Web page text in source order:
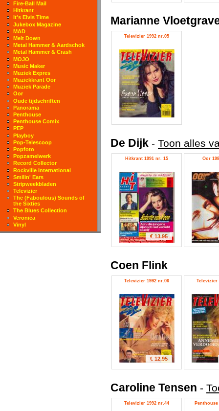
Marianne
Televizier 1992 nr.05
De Dijk - Toon alles
Hitkrant 1991 nr. 15
€ 13.95
Oor
Coen Flink
Televizier 1992 nr.06
€ 12.95
Televizier
Caroline Tensen -
Televizier 1992 nr.44
Fire-Ball Mail
Hitkrant
It's Elvis Time
Jukebox Magazine
MAD
Melt Down
Metal Hammer & Aardschok
Metal Hammer & Crash
MOJO
Music Maker
Muziek Expres
Muziekkrant Oor
Muziek Parade
Oor
Oude tijdschriften
Panorama
Penthouse
Penthouse Comix
PEP
Playboy
Pop-Telescoop
Popfoto
Popzamelwerk
Record Collector
Rockville International
Smilin' Ears
Stripweekbladen
Televizier
The (Faboulous) Sounds of
the Sixties
The Blues Collection
Veronica
Vinyl